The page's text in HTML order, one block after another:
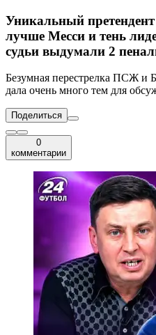
Уникальный
лучше Месси и тень
судьи выдумали 2
Безумная перестрелка ПСЖ и
дала очень много тем для
Поделиться
0
комментарии